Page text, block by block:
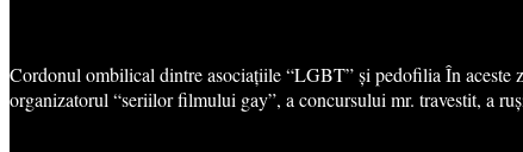
Cordonul ombilical dintre asociațiile “LGBT” și pedofilia În
organizatorul “seriilor filmului gay”, a concursului mr. travestit, a